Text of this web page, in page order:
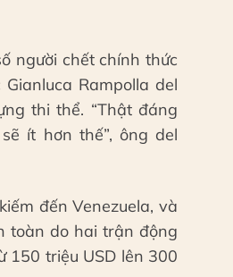
người chết chính thức
Rampolla del
thi thể. “Thật đáng
ít hơn thế”, ông del
đến Venezuela, và
toàn do hai trận động
150 triệu USD lên 300